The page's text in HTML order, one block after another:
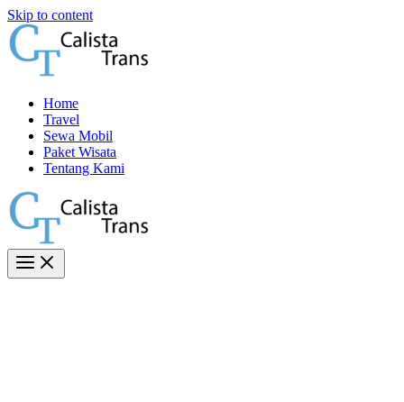
Skip to content
Home
Travel
Sewa Mobil
Paket Wisata
Tentang Kami